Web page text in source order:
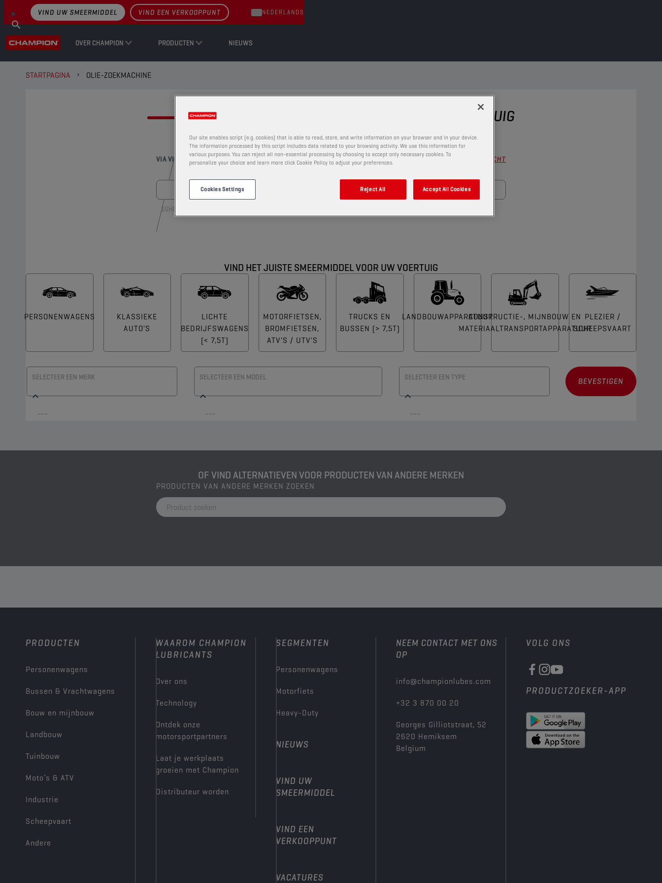
OVER CHAMPION PRODUCTEN NIEUWS
VIND UW SMEERMIDDEL VIND EEN VERKOOPPUNT NEDERLANDS
STARTPAGINA OLIE-ZOEKMACHINE
VIND HET JUISTE SMEERMIDDEL VOOR UW VOERTUIG
VIA VIN-NUMMER
1GHBH41JXMN109186
OP VOERTUIGTYPE VOLLEDIGE ZOEKOPDRACHT
VIND HET JUISTE SMEERMIDDEL VOOR UW VOERTUIG
PERSONENWAGENS
KLASSIEKE
AUTO'S
LICHTE
BEDRIJFSWAGENS
(< 7,5T)
MOTORFIETSEN,
BROMFIETSEN,
ATV'S / UTV'S
TRUCKS EN
BUSSEN (> 7,5T)
LANDBOUWAPPARATUURCONSTRUCTIE-, MIJNBOUW EN
MATERIAALTRANSPORTAPPARATUUR
PLEZIER /
SCHEEPSVAART
SELECTEER EEN MERK SELECTEER EEN MODEL SELECTEER EEN TYPE BEVESTIGEN
OF VIND ALTERNATIEVEN VOOR PRODUCTEN VAN ANDERE MERKEN
PRODUCTEN VAN ANDERE MERKEN ZOEKEN
PRODUCTEN
Personenwagens
Bussen & Vrachtwagens
Bouw en mijnbouw
Landbouw
Tuinbouw
Moto’s & ATV
Industrie
Scheepvaart
Andere
WAAROM CHAMPION
LUBRICANTS
Over ons
Technology
Ontdek onze
motorsportpartners
Laat je werkplaats
groeien met Champion
Distributeur worden
SEGMENTEN
Personenwagens
Motorfiets
Heavy-Duty
NIEUWS
VIND UW
SMEERMIDDEL
VIND EEN
VERKOOPPUNT
VACATURES
NEEM CONTACT MET ONS
OP
info@championlubes.com
+32 3 870 00 20
Georges Gilliotstraat, 52
2620 Hemiksem
Belgium
VOLG ONS
PRODUCTZOEKER-APP
Our site enables script (e.g. cookies) that is able to read, store, and write information on your browser and in your device.
The information processed by this script includes data related to your browsing activity. We use this information for
various purposes. You can reject all non-essential processing by choosing to accept only necessary cookies. To
personalize your choice and learn more click Cookie Policy to adjust your preferences.
Cookies Settings Reject All Accept All Cookies